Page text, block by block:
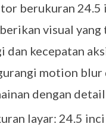
berukuran
visual yang
dan kecepatan
motion blur
dengan
layar: 24.5 inci